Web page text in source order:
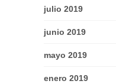
julio 2019
junio 2019
mayo 2019
enero 2019